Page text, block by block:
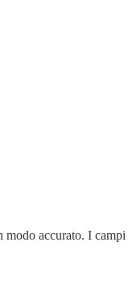
modo accurato. I campi